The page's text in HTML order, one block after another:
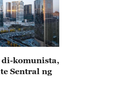
di-komunista,
Sentral ng